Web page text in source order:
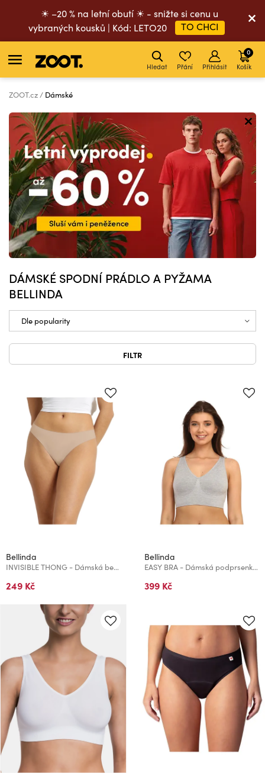
☀ –20 % na letní obutí ☀ - snižte si cenu u
vybraných kousků | Kód: LETO20
TO CHCI
Hledat Přání Přihlásit Košík
0
ZOOT.cz Dámské
DÁMSKÉ SPODNÍ PRÁDLO A PYŽAMA
BELLINDA
FILTR
Bellinda
INVISIBLE THONG - Dámská bezešvá tanga - tělová
249 Kč
Bellinda
EASY BRA - Dámská podprsenka bez kostic sportovního typu - šedá
399 Kč